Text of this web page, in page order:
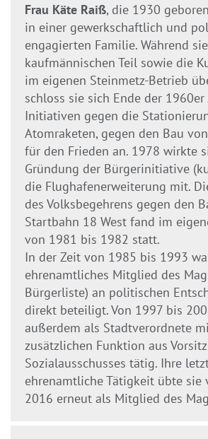
Frau Käte Raiß, die 1930
in einer gewerkschaftlich und
engagierten Familie. Während
kaufmännischen Teil sowie die
im eigenen Steinmetz-Betrieb
schloss sie sich Ende der 1960er
Initiativen gegen die
Atomraketen, gegen den Bau
für den Frieden an. 1978 wirkte
Gründung der Bürgerinitiative
die Flughafenerweiterung mit.
des Volksbegehrens gegen den
Startbahn 18 West fand im
von 1981 bis 1982 statt.
In der Zeit von 1985 bis 1993
ehrenamtliches Mitglied des
Bürgerliste) an politischen
direkt beteiligt. Von 1997 bis
außerdem als Stadtverordnete
zusätzlichen Funktion aus
Sozialausschusses tätig. Ihre
ehrenamtliche Tätigkeit übte sie
2016 erneut als Mitglied des